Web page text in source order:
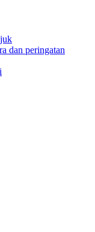
dan peringatan